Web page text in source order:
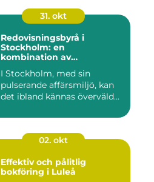
31. okt
Redovisningsbyrå i
Stockholm: en
kombination av
personlig service
I Stockholm, med sin
pulserande affärsmiljö, kan
det ibland kännas överväld...
02. okt
Effektiv och pålitlig
bokföring i Luleå